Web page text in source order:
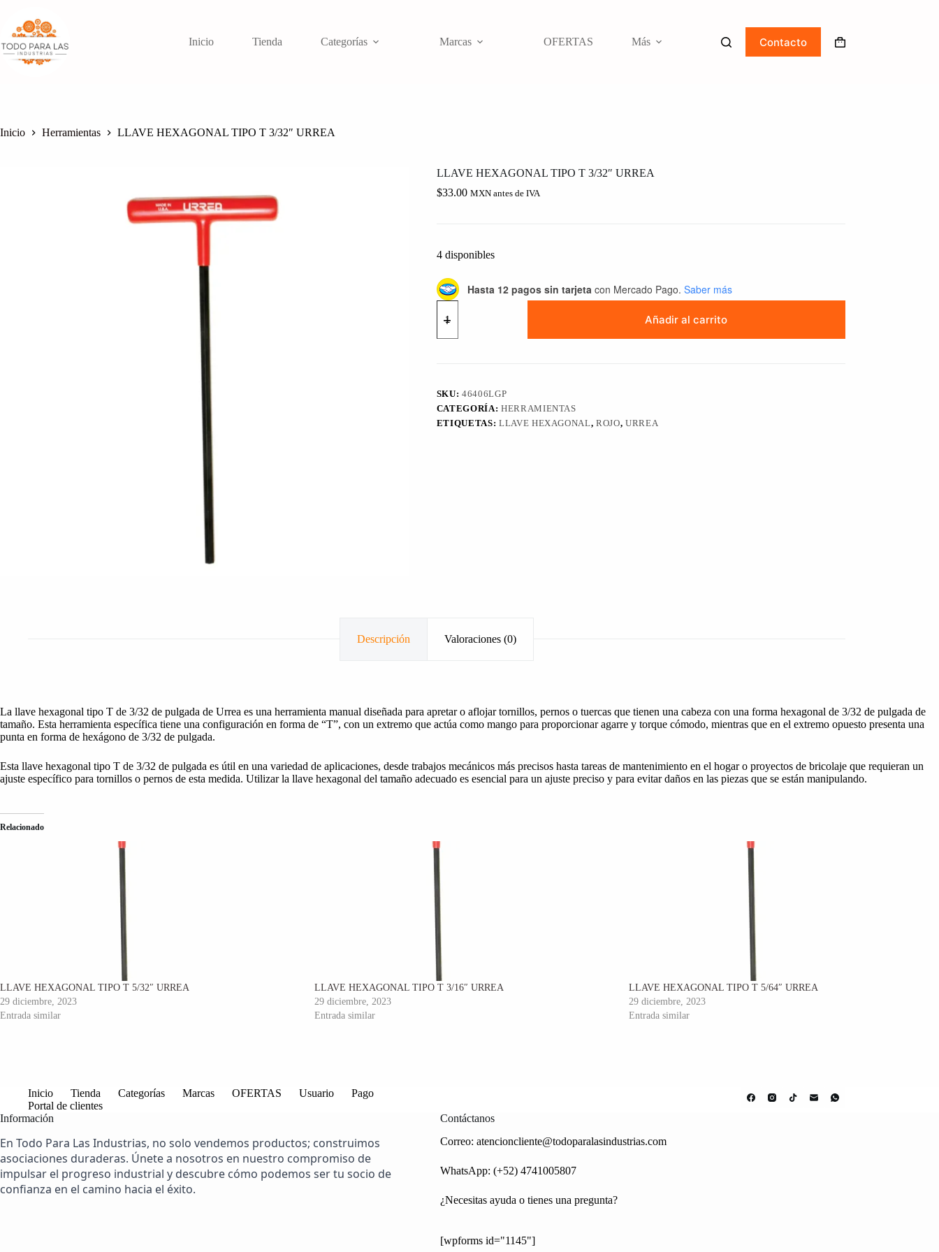
contenido
Inicio
Tienda Categorías Marcas OFERTAS Más Contacto
Carro
Inicio Herramientas LLAVE HEXAGONAL TIPO T 3/32″ URREA
LLAVE HEXAGONAL TIPO T 3/32″ URREA
$33.00 MXN antes de IVA
4 disponibles
Hasta 12 pagos sin tarjeta con Mercado Pago. Saber más
HEXAGONAL
T
Añadir al carrito
SKU:46406LGP
CATEGORÍA: HERRAMIENTAS
ETIQUETAS: LLAVE HEXAGONAL,ROJO, URREA
Descripción Valoraciones (0)
La llave hexagonal tipo T de 3/32 de pulgada de Urrea es una herramienta manual diseñada para apretar o aflojar tornillos, pernos o tuercas que tienen una cabeza con una forma hexagonal de 3/32 de pulgada de
tamaño. Esta herramienta específica tiene una configuración en forma de “T”, con un extremo que actúa como mango para proporcionar agarre y torque cómodo, mientras que en el extremo opuesto presenta una
punta en forma de hexágono de 3/32 de pulgada.
Esta llave hexagonal tipo T de 3/32 de pulgada es útil en una variedad de aplicaciones, desde trabajos mecánicos más precisos hasta tareas de mantenimiento en el hogar o proyectos de bricolaje que requieran un
ajuste específico para tornillos o pernos de esta medida. Utilizar la llave hexagonal del tamaño adecuado es esencial para un ajuste preciso y para evitar daños en las piezas que se están manipulando.
Relacionado
LLAVE HEXAGONAL TIPO T 5/32″ URREA
29 diciembre, 2023
Entrada similar
LLAVE HEXAGONAL TIPO T 3/16″ URREA
29 diciembre, 2023
Entrada similar
LLAVE HEXAGONAL TIPO T 5/64″ URREA
29 diciembre, 2023
Entrada similar
Inicio Tienda Categorías Marcas OFERTAS Usuario
Pago
Portal de clientes
Información
En Todo Para Las Industrias, no solo vendemos productos; construimos
asociaciones duraderas. Únete a nosotros en nuestro compromiso de
impulsar el progreso industrial y descubre cómo podemos ser tu socio de
confianza en el camino hacia el éxito.
Contáctanos
Correo: atencioncliente@todoparalasindustrias.com
WhatsApp: (+52) 4741005807
¿Necesitas ayuda o tienes una pregunta?
[wpforms id="1145"]